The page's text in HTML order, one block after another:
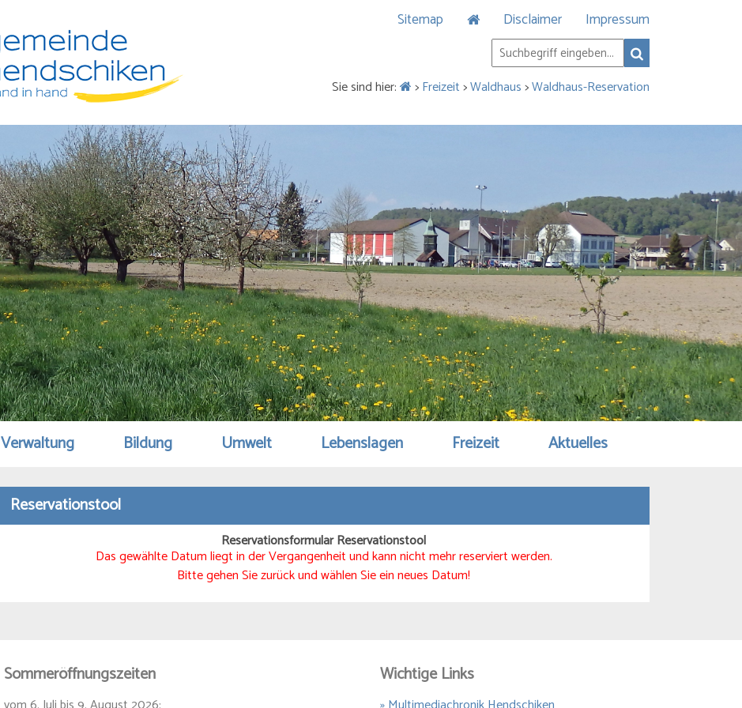
Sitemap Disclaimer Impressum
Sie sind hier: >Freizeit>Waldhaus>Waldhaus-Reservation
Verwaltung Bildung Umwelt Lebenslagen Freizeit Aktuelles
Reservationstool
Reservationsformular Reservationstool
Das gewählte Datum liegt in der Vergangenheit und kann nicht mehr reserviert werden.
Bitte gehen Sie zurück und wählen Sie ein neues Datum!
Sommeröffnungszeiten Wichtige Links